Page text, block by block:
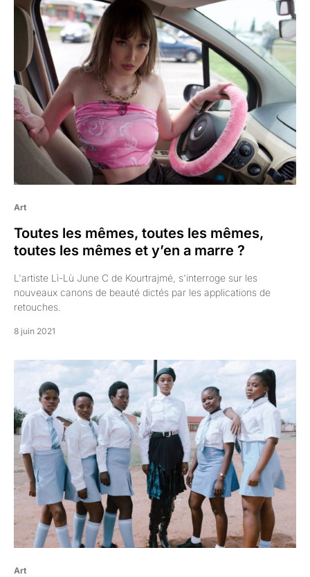
Art
Toutes les mêmes, toutes les mêmes,
toutes les mêmes et y’en a marre ?
L'artiste Lì-Lù June C de Kourtrajmé, s'interroge sur les
nouveaux canons de beauté dictés par les applications de
retouches.
8 juin 2021
Art